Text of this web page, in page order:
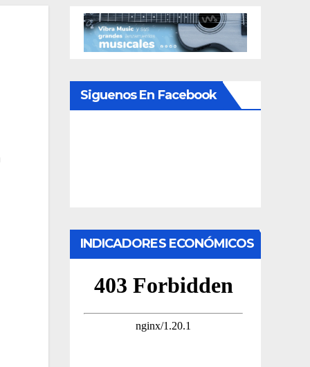
Siguenos En Facebook
INDICADORES ECONÓMICOS